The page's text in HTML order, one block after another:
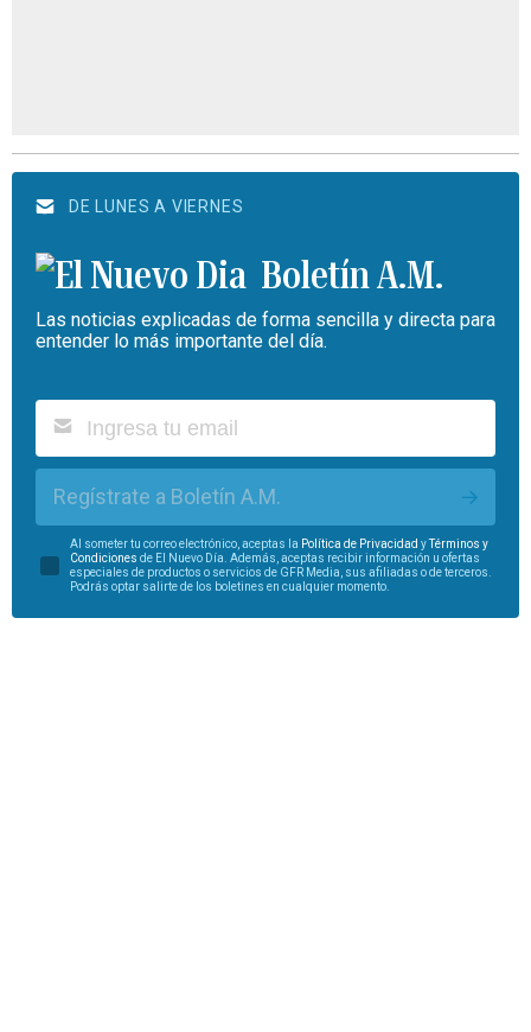
DE LUNES A VIERNES
Boletín A.M.
Las noticias explicadas de forma sencilla y directa para
entender lo más importante del día.
Regístrate a Boletín A.M.
Al someter tu correo electrónico, aceptas la Política de Privacidad yTérminos y
Condiciones de El Nuevo Día. Además, aceptas recibir información u ofertas
especiales de productos o servicios de GFR Media, sus afiliadas o de terceros.
Podrás optar salirte de los boletines en cualquier momento.